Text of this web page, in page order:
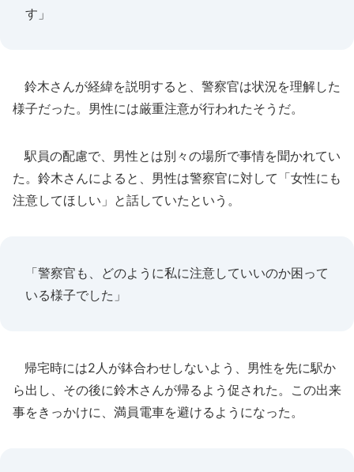
す」
鈴木さんが経緯を説明すると、警察官は状況を理解した
様子だった。男性には厳重注意が行われたそうだ。
駅員の配慮で、男性とは別々の場所で事情を聞かれてい
た。鈴木さんによると、男性は警察官に対して「女性にも
注意してほしい」と話していたという。
「警察官も、どのように私に注意していいのか困って
いる様子でした」
帰宅時には2人が鉢合わせしないよう、男性を先に駅か
ら出し、その後に鈴木さんが帰るよう促された。この出来
事をきっかけに、満員電車を避けるようになった。